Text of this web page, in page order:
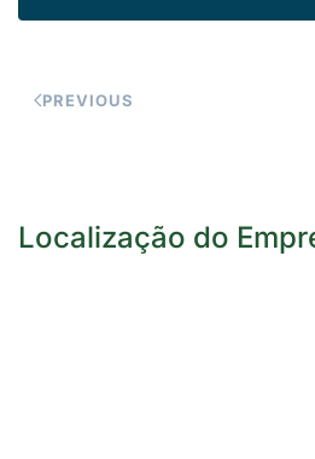
PREVIOUS
Localização do